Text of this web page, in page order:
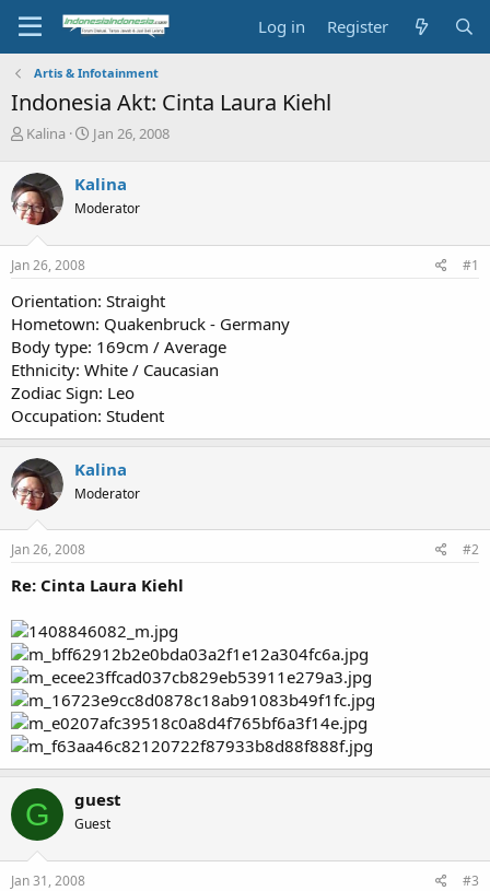
Log in Register
Artis & Infotainment
Indonesia Akt: Cinta Laura Kiehl
T
r
e
a
d
s
t
r
t
e
r
Kalina
S
r
t
a
Jan 26, 2008
Kalina
Moderator
Jan 26, 2008 #1
Orientation: Straight
Hometown: Quakenbruck - Germany
Body type: 169cm / Average
Ethnicity: White / Caucasian
Zodiac Sign: Leo
Occupation: Student
Kalina
Moderator
Jan 26, 2008 #2
Re: Cinta Laura Kiehl
G guest
Guest
Jan 31, 2008 #3